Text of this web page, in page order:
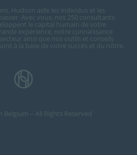
Hudson aide les individus et les
Avec vous, nos 250 consultants
le capital humain de votre
expérience, notre connaissance
ainsi que nos outils et conseils
à la base de votre succès et du nôtre.
Belgium -- All Rights Reserved